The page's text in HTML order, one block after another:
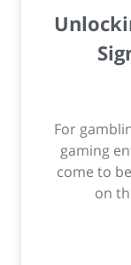
For
gaming
come to
on